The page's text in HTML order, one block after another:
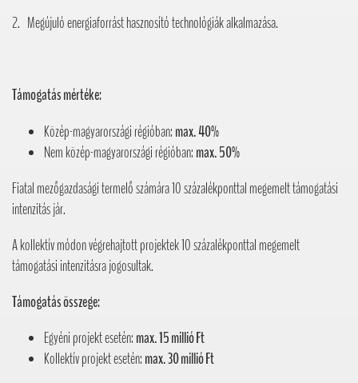
2. Megújuló energiaforrást hasznosító technológiák alkalmazása.
Támogatás mértéke:
Közép-magyarországi régióban:max. 40%
Nem közép-magyarországi régióban:max. 50%
Fiatal mezőgazdasági termelő számára 10 százalékponttal megemelt támogatási
intenzitás jár.
A kollektív módon végrehajtott projektek 10 százalékponttal megemelt
támogatási intenzitásra jogosultak.
Támogatás összege:
Egyéni projekt esetén:max. 15 millió Ft
Kollektív projekt esetén:max. 30 millió Ft